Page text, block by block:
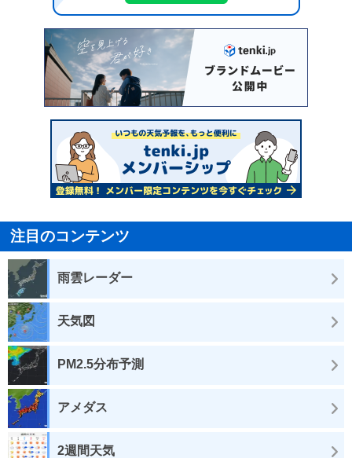
注目のコンテンツ
雨雲レーダー
天気図
PM2.5分布予測
アメダス
2週間天気